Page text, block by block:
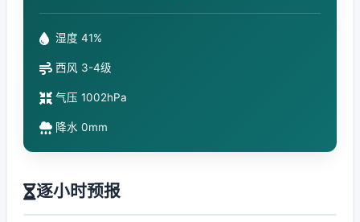
湿度 41%
西风 3-4级
气压 1002hPa
降水 0mm
逐小时预报